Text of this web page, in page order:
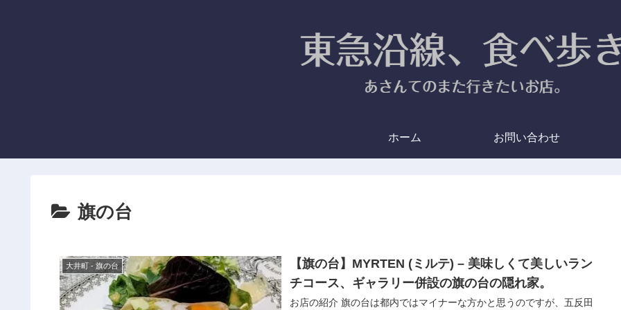
ホーム お問い合わせ
旗の台
大井町 - 旗の台
【旗の台】MYRTEN (ミルテ) – 美味しくて美しいラン
チコース、ギャラリー併設の旗の台の隠れ家。
お店の紹介 旗の台は都内ではマイナーな方かと思うのですが、五反田